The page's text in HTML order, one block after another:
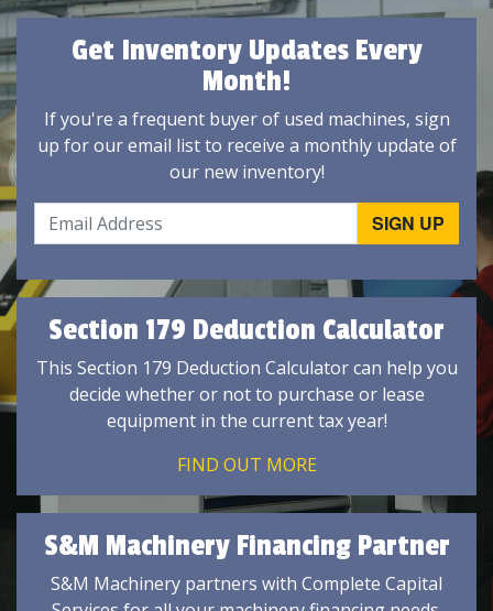
Get Inventory Updates Every
Month!
If you're a frequent buyer of used machines, sign
up for our email list to receive a monthly update of
our new inventory!
Section 179 Deduction Calculator
This Section 179 Deduction Calculator can help you
decide whether or not to purchase or lease
equipment in the current tax year!
FIND OUT MORE
S&M Machinery Financing Partner
S&M Machinery partners with Complete Capital